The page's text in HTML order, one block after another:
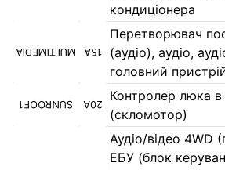
кондиціонера
MULTIMEDIA 15A
Перетворювач
(аудіо), аудіо,
головний пристрій
SUNROOF1 20A
Контролер люка в
(скломотор)
Аудіо/відео 4WD
ЕБУ (блок